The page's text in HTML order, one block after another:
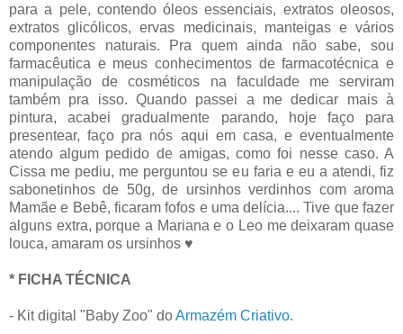
para a pele, contendo óleos essenciais, extratos oleosos,
extratos glicólicos, ervas medicinais, manteigas e vários
componentes naturais. Pra quem ainda não sabe, sou
farmacêutica e meus conhecimentos de farmacotécnica e
manipulação de cosméticos na faculdade me serviram
também pra isso. Quando passei a me dedicar mais à
pintura, acabei gradualmente parando, hoje faço para
presentear, faço pra nós aqui em casa, e eventualmente
atendo algum pedido de amigas, como foi nesse caso. A
Cissa me pediu, me perguntou se eu faria e eu a atendi, fiz
sabonetinhos de 50g, de ursinhos verdinhos com aroma
Mamãe e Bebê, ficaram fofos e uma delícia.... Tive que fazer
alguns extra, porque a Mariana e o Leo me deixaram quase
louca, amaram os ursinhos ♥
* FICHA TÉCNICA
- Kit digital "Baby Zoo" doArmazém Criativo.